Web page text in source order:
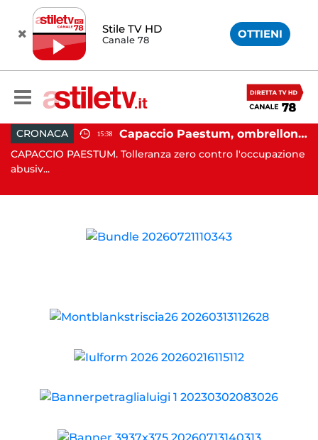
Stile TV HD
Canale 78 OTTIENI
CRONACA 15:38 Capaccio Paestum, ombrellone selvaggio: blitz della Municipale, sgomberate tutte le spiagge libere
CAPACCIO PAESTUM. Tolleranza zero contro l'occupazione
abusiv...